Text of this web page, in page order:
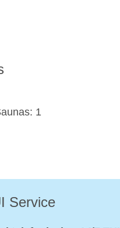
1
Service